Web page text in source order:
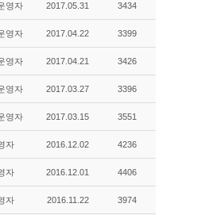
영자 2017.05.31 3434
영자 2017.04.22 3399
영자 2017.04.21 3426
영자 2017.03.27 3396
영자 2017.03.15 3551
자 2016.12.02 4236
자 2016.12.01 4406
자 2016.11.22 3974